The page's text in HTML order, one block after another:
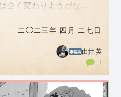
全く変わりようがない
二◯二三年 四月 二七日
由井 英
1